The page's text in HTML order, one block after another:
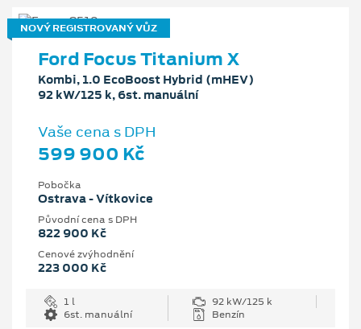
NOVÝ REGISTROVANÝ VŮZ
Ford Focus Titanium X
Kombi, 1.0 EcoBoost Hybrid (mHEV)
92 kW/125 k, 6st. manuální
Vaše cena s DPH
599 900 Kč
Pobočka
Ostrava - Vítkovice
Původní cena s DPH
822 900 Kč
Cenové zvýhodnění
223 000 Kč
1 l
92 kW/125 k
6st. manuální
Benzín